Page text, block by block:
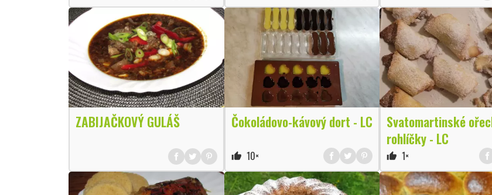
ZABIJAČKOVÝ GULÁŠ Čokoládovo-kávový dort - LC
thumb_up 10×
Svatomartinské
rohlíčky - LC
thumb_up 1×